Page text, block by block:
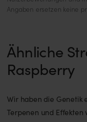
Berichte für Blue
Zu den führenden
Limonen und
Angaben ersetzen keine
Ähnliche
Raspberry
Wir haben die Genetik
Terpenen und Effekten